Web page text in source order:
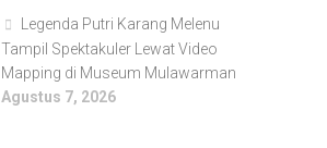
Legenda Putri Karang Melenu
Tampil Spektakuler Lewat Video
Mapping di Museum Mulawarman
Agustus 7, 2026